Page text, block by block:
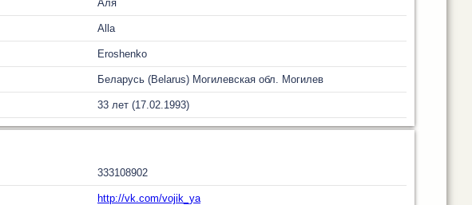
Аля
Alla
Eroshenko
Беларусь (Belarus) Могилевская обл. Могилев
33 лет (17.02.1993)
333108902
http://vk.com/vojik_ya